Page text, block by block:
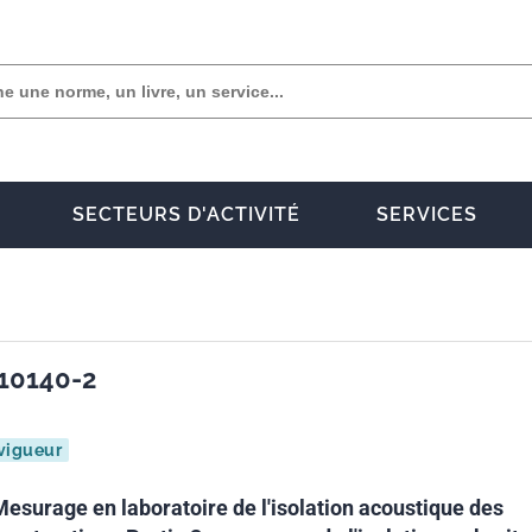
SECTEURS D'ACTIVITÉ SERVICES
2
en laboratoire de l'isolation acoustique des